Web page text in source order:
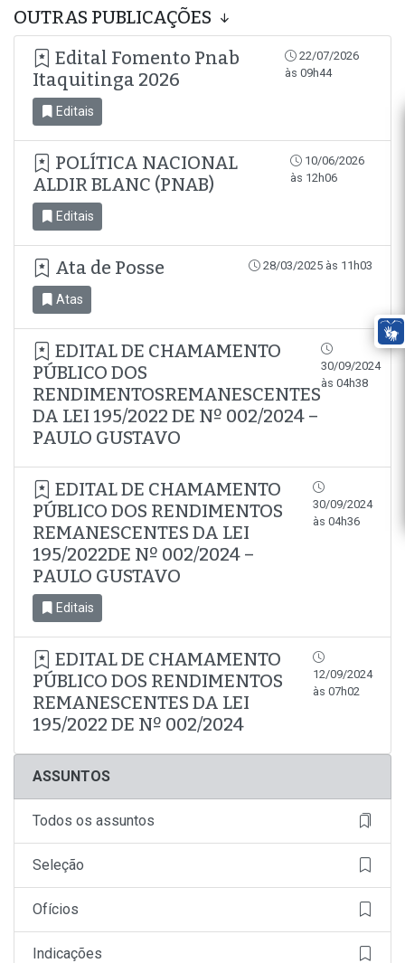
OUTRAS PUBLICAÇÕES
Edital Fomento Pnab
Itaquitinga 2026
22/07/2026
às 09h44
Editais
POLÍTICA NACIONAL
ALDIR BLANC (PNAB)
10/06/2026
às 12h06
Editais
Ata de Posse 28/03/2025 às 11h03
Atas
EDITAL DE CHAMAMENTO
PÚBLICO DOS
RENDIMENTOSREMANESCENTES
DA LEI 195/2022 DE Nº 002/2024 –
PAULO GUSTAVO
30/09/2024
às 04h38
EDITAL DE CHAMAMENTO
PÚBLICO DOS RENDIMENTOS
REMANESCENTES DA LEI
195/2022DE Nº 002/2024 –
PAULO GUSTAVO
30/09/2024
às 04h36
Editais
EDITAL DE CHAMAMENTO
PÚBLICO DOS RENDIMENTOS
REMANESCENTES DA LEI
195/2022 DE Nº 002/2024
12/09/2024
às 07h02
ASSUNTOS
Todos os assuntos
Seleção
Ofícios
Indicações